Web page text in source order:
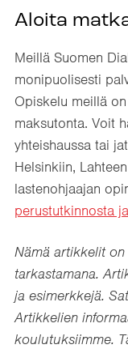
Aloita
Meillä Suomen
monipuolisesti
Opiskelu meillä
maksutonta. Voit
yhteishaussa tai
Helsinkiin,
lastenohjaajan
perustutkinnosta
Nämä artikkelit
tarkastamana.
ja esimerkkejä.
Artikkelien
koulutuksiimme.